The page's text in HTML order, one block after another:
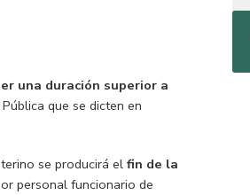
una duración superior a
que se dicten en
se producirá el fin de la
personal funcionario de